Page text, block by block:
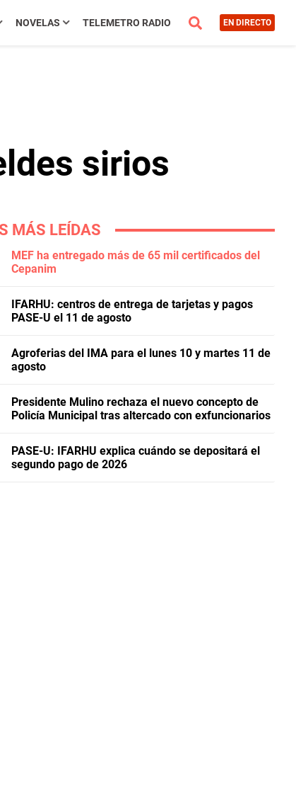
NOVELAS TELEMETRO RADIO EN DIRECTO
sirios
MÁS LEÍDAS
MEF ha entregado más de 65 mil certificados del
Cepanim
IFARHU: centros de entrega de tarjetas y pagos
PASE-U el 11 de agosto
Agroferias del IMA para el lunes 10 y martes 11 de
agosto
Presidente Mulino rechaza el nuevo concepto de
Policía Municipal tras altercado con exfuncionarios
PASE-U: IFARHU explica cuándo se depositará el
segundo pago de 2026